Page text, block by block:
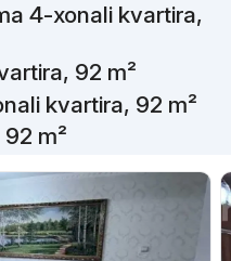
4-xonali kvartira,
92 m²
kvartira, 92 m²
m²